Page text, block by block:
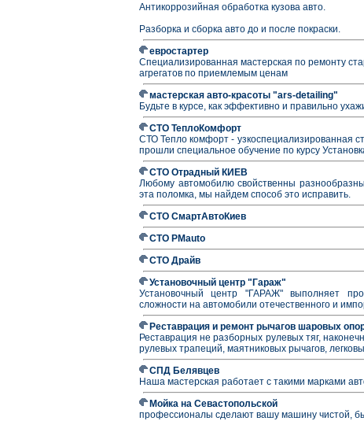
Антикоррозийная обработка кузова авто.
Разборка и сборка авто до и после покраски.
евростартер
Специализированная мастерская по ремонту
агрегатов по приемлемым ценам
мастерская авто-красоты "ars-detailing"
Будьте в курсе, как эффективно и правильно
СТО ТеплоКомфорт
СТО Тепло комфорт - узкоспециализированная
прошли специальное обучение по курсу
СТО Отрадный КИЕВ
Любому автомобилю свойственны
эта поломка, мы найдем способ это исправить.
СТО СмартАвтоКиев
СТО PMauto
СТО Драйв
Установочный центр "Гараж"
Установочный центр "ГАРАЖ" выполняет
сложности на автомобили отечественного и
Реставрация и ремонт рычагов шаровых
Реставрация не разборных рулевых тяг,
рулевых трапеций, маятниковых рычагов,
СПД Белявцев
Наша мастерская работает с такими марками
Мойка на Севастопольской
профессионалы сделают вашу машину чистой,